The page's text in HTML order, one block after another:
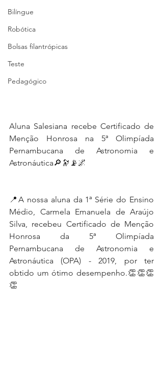
Bilíngue
Robótica
Bolsas filantrópicas
Teste
Pedagógico
Aluna Salesiana recebe Certificado de
Menção Honrosa na 5ª Olimpíada
Pernambucana de Astronomia e
Astronáutica🔎🔭📡🌌
📍A nossa aluna da 1ª Série do Ensino
Médio, Carmela Emanuela de Araújo
Silva, recebeu Certificado de Menção
Honrosa da 5ª Olimpíada
Pernambucana de Astronomia e
Astronáutica (OPA) - 2019, por ter
obtido um ótimo desempenho.👏👏👏
👏